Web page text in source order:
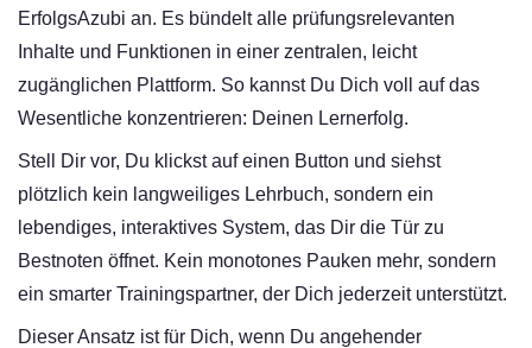
ErfolgsAzubi an. Es bündelt alle prüfungsrelevanten
Inhalte und Funktionen in einer zentralen, leicht
zugänglichen Plattform. So kannst Du Dich voll auf das
Wesentliche konzentrieren: Deinen Lernerfolg.
Stell Dir vor, Du klickst auf einen Button und siehst
plötzlich kein langweiliges Lehrbuch, sondern ein
lebendiges, interaktives System, das Dir die Tür zu
Bestnoten öffnet. Kein monotones Pauken mehr, sondern
ein smarter Trainingspartner, der Dich jederzeit unterstützt.
Dieser Ansatz ist für Dich, wenn Du angehender